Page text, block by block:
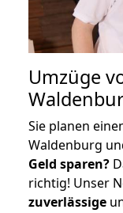
Umzüge
Sie planen
Waldenburg
Geld sparen?
richtig! Unser
zuverlässige